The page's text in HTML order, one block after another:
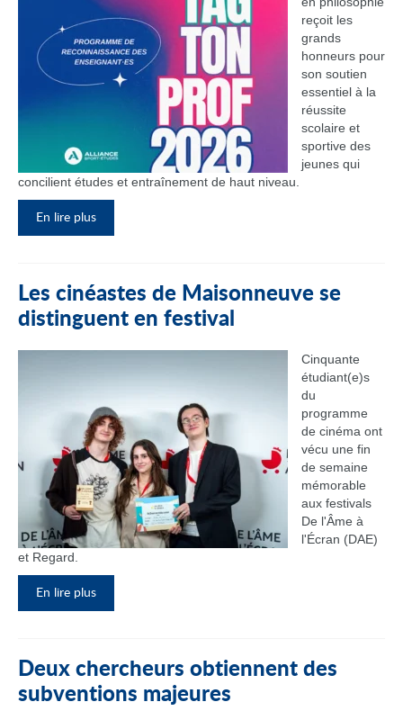
reçoit les
grands
honneurs pour
son soutien
essentiel à la
réussite
scolaire et
sportive des
jeunes qui
concilient études et entraînement de haut niveau.
En lire plus
Les cinéastes de Maisonneuve se
distinguent en festival
Cinquante
étudiant(e)s
du
programme
de cinéma ont
vécu une fin
de semaine
mémorable
aux festivals
De l'Âme à
l'Écran (DAE)
et Regard.
En lire plus
Deux chercheurs obtiennent des
subventions majeures